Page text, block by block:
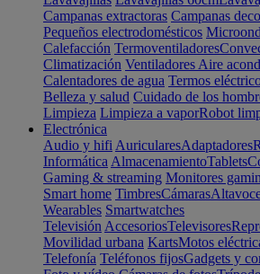
Campanas extractoras Campanas
Pequeños electrodomésticos
Calefacción Termoventiladores
Climatización Ventiladores Aire
Calentadores de agua Termos
Belleza y salud Cuidado de los
Limpieza Limpieza a vaporRobot
Electrónica
Audio y hifi AuricularesAdaptadores
Informática AlmacenamientoTablets
Gaming & streaming Monitores
Smart home TimbresCámaras
Wearables Smartwatches
Televisión AccesoriosTelevisores
Movilidad urbana KartsMotos
Telefonía Teléfonos fijosGadgets y